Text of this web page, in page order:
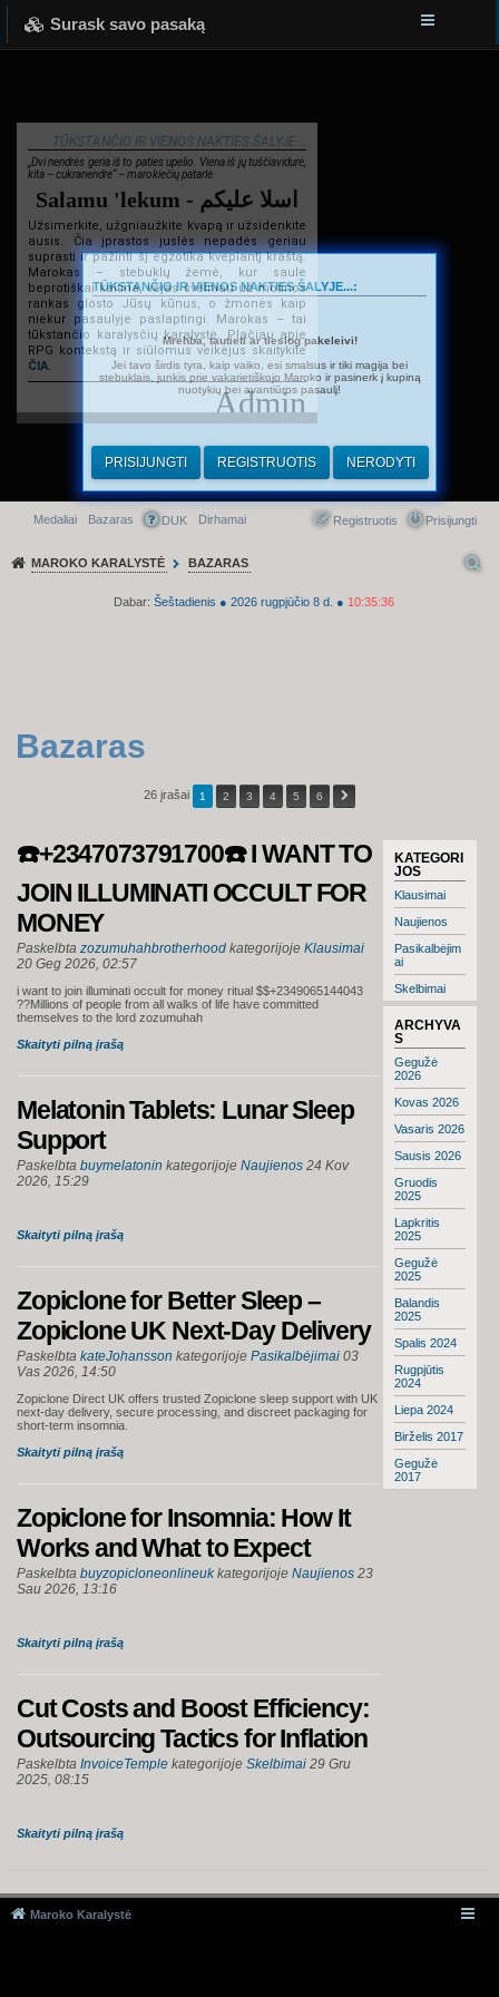
Surask savo pasaką
TŪKSTANČIO IR VIENOS NAKTIES ŠALYJE...
„Dvi nendrės geria iš to paties upelio. Viena iš jų tuščiavidurė,
kita – cukranendrė“ – marokiečių patarlė.
Salamu 'lekum - اسلا عليكم
Užsimerkite, užgniaužkite kvapą ir užsidenkite
ausis. Čia įprastos juslės nepadės geriau
suprasti ir pažinti šį egzotika kvepiantį kraštą.
Marokas – stebuklų žemė, kur saulė
beprotiškai kaitina, vėjas švelniau už motinos
rankas glosto Jūsų kūnus, o žmonės kaip
niekur pasaulyje paslaptingi. Marokas – tai
tūkstančio karalysčių karalystė. Plačiau apie
RPG kontekstą ir siūlomus veikėjus skaitykite
ČIA.
Admin
Greitasis meniu
Medaliai Bazaras DUK Dirhamai Prisijungti
Registruotis
MAROKO KARALYSTĖ BAZARAS
Dabar: Šeštadienis ● 2026 rugpjūčio 8 d. ● 10:35:36
TŪKSTANČIO IR VIENOS NAKTIES ŠALYJE...:
Mrehba, tautieti ar tiesiog pakeleivi!
Jei tavo širdis tyra, kaip vaiko, esi smalsus ir tiki magija bei
stebuklais, junkis prie vakarietiškojo Maroko ir pasinerk į kupiną
nuotykių bei avantiūros pasaulį!
PRISIJUNGTI REGISTRUOTIS NERODYTI
Bazaras
26 įrašai 1 2 3 4 5 6
KATEGORI
JOS
Klausimai
Naujienos
Pasikalbėjim
ai
Skelbimai
ARCHYVA
S
Gegužė
2026
Kovas 2026
Vasaris 2026
Sausis 2026
Gruodis
2025
Lapkritis
2025
Gegužė
2025
Balandis
2025
Spalis 2024
Rugpjūtis
2024
Liepa 2024
Birželis 2017
Gegužė
2017
☎️+2347073791700☎️ I WANT TO
JOIN ILLUMINATI OCCULT FOR
MONEY
Paskelbta zozumuhahbrotherhood kategorijoje Klausimai
20 Geg 2026, 02:57
i want to join illuminati occult for money ritual $$+2349065144043
??Millions of people from all walks of life have committed
themselves to the lord zozumuhah
Skaityti pilną įrašą
Melatonin Tablets: Lunar Sleep
Support
Paskelbta buymelatonin kategorijoje Naujienos 24 Kov
2026, 15:29
Skaityti pilną įrašą
Zopiclone for Better Sleep –
Zopiclone UK Next-Day Delivery
Paskelbta kateJohansson kategorijoje Pasikalbėjimai 03
Vas 2026, 14:50
Zopiclone Direct UK offers trusted Zopiclone sleep support with UK
next-day delivery, secure processing, and discreet packaging for
short-term insomnia.
Skaityti pilną įrašą
Zopiclone for Insomnia: How It
Works and What to Expect
Paskelbta buyzopicloneonlineukkategorijoje Naujienos 23
Sau 2026, 13:16
Skaityti pilną įrašą
Cut Costs and Boost Efficiency:
Outsourcing Tactics for Inflation
Paskelbta InvoiceTemple kategorijoje Skelbimai 29 Gru
2025, 08:15
Skaityti pilną įrašą
Maroko Karalystė